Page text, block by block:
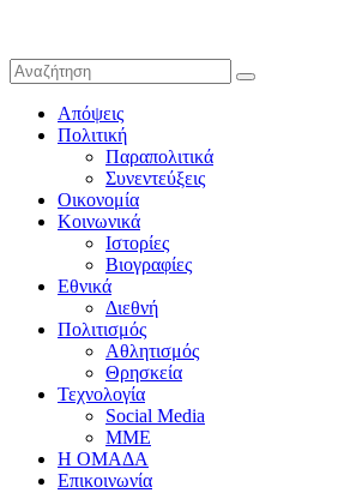
Απόψεις
Πολιτική
Παραπολιτικά
Συνεντεύξεις
Οικονομία
Κοινωνικά
Ιστορίες
Βιογραφίες
Εθνικά
Διεθνή
Πολιτισμός
Αθλητισμός
Θρησκεία
Τεχνολογία
Social Media
ΜΜΕ
Η ΟΜΑΔΑ
Επικοινωνία